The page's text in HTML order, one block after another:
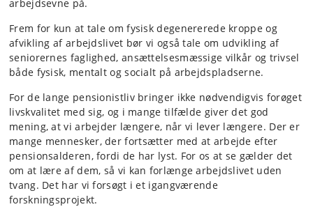
arbejdsevne på.
Frem for kun at tale om fysisk degenererede kroppe og
afvikling af arbejdslivet bør vi også tale om udvikling af
seniorernes faglighed, ansættelsesmæssige vilkår og trivsel
både fysisk, mentalt og socialt på arbejdspladserne.
For de lange pensionistliv bringer ikke nødvendigvis forøget
livskvalitet med sig, og i mange tilfælde giver det god
mening, at vi arbejder længere, når vi lever længere. Der er
mange mennesker, der fortsætter med at arbejde efter
pensionsalderen, fordi de har lyst. For os at se gælder det
om at lære af dem, så vi kan forlænge arbejdslivet uden
tvang. Det har vi forsøgt i et igangværende
forskningsprojekt.